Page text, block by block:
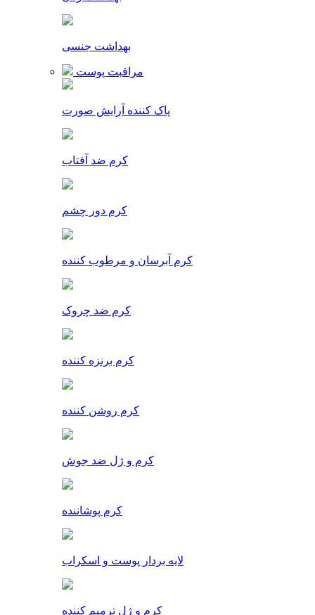
بهداشت جنسی
مراقبت پوست
پاک کننده آرایش صورت
کرم ضد آفتاب
کرم دور چشم
کرم آبرسان و مرطوب کننده
کرم ضد چروک
کرم برنزه کننده
کرم روشن کننده
کرم و ژل ضد جوش
کرم پوشاننده
لایه بردار پوست و اسکراب
کرم و ژل ترمیم کننده